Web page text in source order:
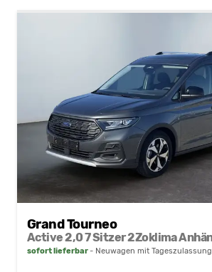
Grand Tourneo
sofort lieferbar Neuwagen mit Tageszulassung